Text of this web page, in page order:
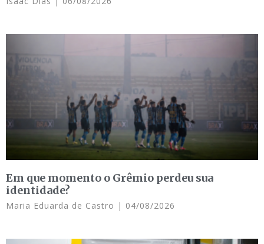
Em que momento o Grêmio perdeu sua
identidade?
Maria Eduarda de Castro 04/08/2026